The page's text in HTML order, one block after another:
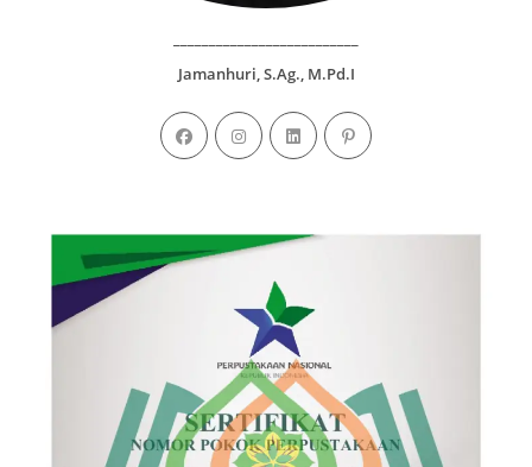
Jamanhuri, S.Ag., M.Pd.I